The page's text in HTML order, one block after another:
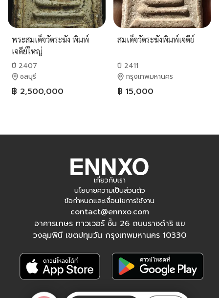
พระสมเด็จวัดระฆัง พิมพ์
เจดีย์ใหญ่
ปี 2407
ชลบุรี
฿ 2,500,000
สมเด็จวัดระฆังพิมพ์เจดีย์
ปี 2411
กรุงเทพมหานคร
฿ 15,000
เกี่ยวกับเรา
นโยบายความเป็นส่วนตัว
ข้อกำหนดและเงื่อนไขการใช้งาน
contact@ennxo.com
อาคารเกษร ทาวเวอร์ ชั้น 26 ถนนราชดำริ แข
วงลุมพินี เขตปทุมวัน กรุงเทพมหานคร 10330